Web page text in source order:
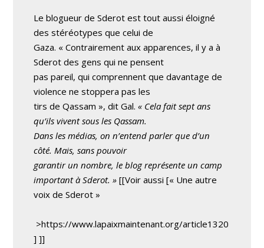
Le blogueur de Sderot est tout aussi éloigné
des stéréotypes que celui de
Gaza. « Contrairement aux apparences, il y a à
Sderot des gens qui ne pensent
pas pareil, qui comprennent que davantage de
violence ne stoppera pas les
tirs de Qassam », dit Gal.« Cela fait sept ans
qu’ils vivent sous les Qassam.
Dans les médias, on n’entend parler que d’un
côté. Mais, sans pouvoir
garantir un nombre, le blog représente un camp
important à Sderot. » [[Voir aussi [« Une autre
voix de Sderot »
>https://www.lapaixmaintenant.org/article1320
] ]]